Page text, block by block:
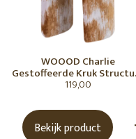
WOOOD Charlie
Gestoffeerde Kruk
Stof Karamelbruin [Fsc]
119,00
Bekijk product